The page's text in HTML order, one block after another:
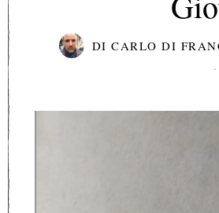
DICARLO DI